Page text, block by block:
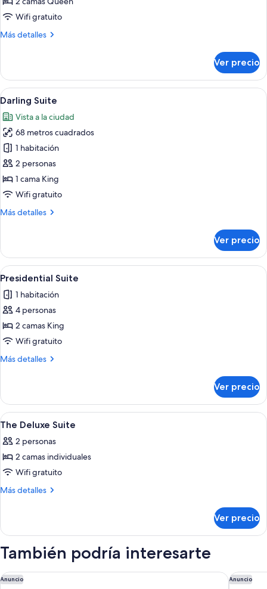
SuiteWifi gratuito
Más detalles
Más
Family
Suite
Ver precio
Abrir
todas
las
fotos
de
Darling
Suite
Una habitación de hotel moderna
9
Darling Suite
Vista a la ciudad
68 metros cuadrados
1 habitación
2 personas
1 cama King
Wifi gratuito
Más detalles
Más
Suite
Ver precio
Abrir
todas
las
fotos
de
Presidential
Suite
Habitación de hotel moderna con
12
Presidential Suite
1 habitación
4 personas
2 camas King
Wifi gratuito
Más detalles
Más
Suite
Ver precio
Abrir
todas
las
fotos
de
The
Amenidades de baño | Regadera,
5
The Deluxe Suite
2 personas
2 camas individuales
Wifi gratuito
Más detalles
Más
Deluxe
Ver precio
También podría interesarte
Anuncio
AC Hotel by Marriott Penang Anuncio
Penang